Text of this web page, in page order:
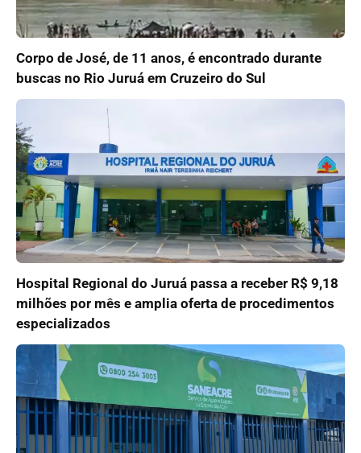
Corpo de José, de 11 anos, é encontrado durante
buscas no Rio Juruá em Cruzeiro do Sul
Hospital Regional do Juruá passa a receber R$ 9,18
milhões por mês e amplia oferta de procedimentos
especializados